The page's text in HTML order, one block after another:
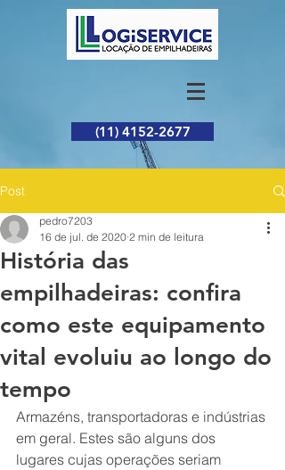
(11) 4152-2677
Post
História das
empilhadeiras: confira
como este equipamento
vital evoluiu ao longo do
tempo
pedro7203
16 de jul. de 2020 2 min de leitura
Armazéns, transportadoras e indústrias
em geral. Estes são alguns dos
lugares cujas operações seriam